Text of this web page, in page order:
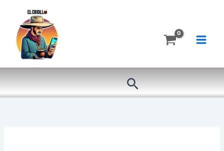
contenido
Buscar